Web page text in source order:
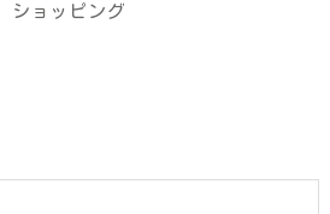
ショッピング